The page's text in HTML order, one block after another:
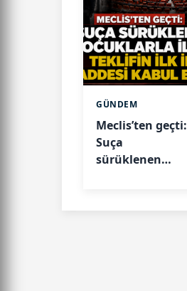
GÜNDEM
Meclis’ten geçti:
Suça
sürüklenen